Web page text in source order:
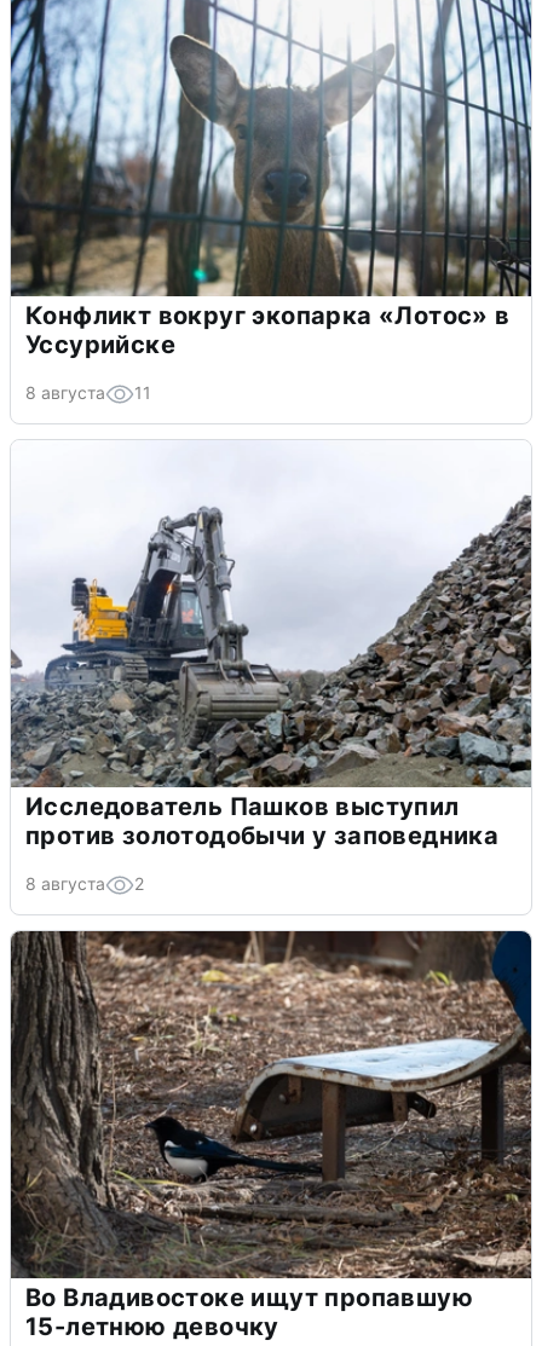
Конфликт вокруг экопарка «Лотос» в
Уссурийске
8 августа 11
Исследователь Пашков выступил
против золотодобычи у заповедника
8 августа 2
Во Владивостоке ищут пропавшую
15-летнюю девочку